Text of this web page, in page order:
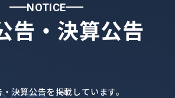
告・決算公告
NOTICE
決算公告を掲載しています。